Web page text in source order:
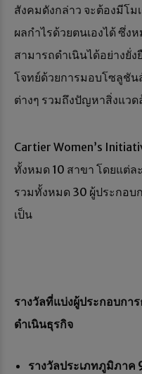
สังคมดังกล่าว จะต้องมีโม
ผลกำไรด้วยตนเองได้ ซึ่ง
สามารถดำเนินได้อย่างยั่
โจทย์ด้วยการมอบโซลูชั
ต่างๆ รวมถึงปัญหาสิ่งแวด
Cartier Women’s
ทั้งหมด 10 สาขา โดยแต่ล
รวมทั้งหมด 30 ผู้ประกอบ
เป็น
รางวัลที่แบ่งผู้ประกอบกา
ดำเนินธุรกิจ
รางวัลประเภทภูมิภาค